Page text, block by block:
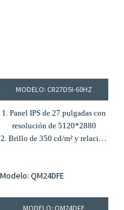
MODELO: CR27D5I-60HZ
1. Panel IPS de 27 pulgadas con
resolución de 5120*2880
2. Brillo de 350 cd/m² y relación
colores sRGB y aberración
MODELO: QM24DFE